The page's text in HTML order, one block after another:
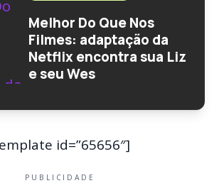
Melhor Do Que Nos
Filmes: adaptação da
Netflix encontra sua Liz
e seu Wes
id=”65656″]
PUBLICIDADE